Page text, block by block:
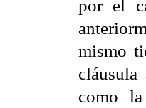
por el
mismo
como